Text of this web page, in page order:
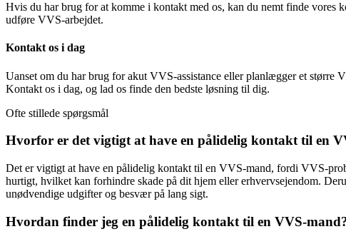
Hvis du har brug for at komme i kontakt med os, kan du nemt finde
udføre VVS-arbejdet.
Kontakt os i dag
Uanset om du har brug for akut VVS-assistance eller planlægger et
Kontakt os i dag, og lad os finde den bedste løsning til dig.
Ofte stillede spørgsmål
Hvorfor er det vigtigt at have en pålidelig kontakt til en
Det er vigtigt at have en pålidelig kontakt til en VVS-mand, fordi VVS-
hurtigt, hvilket kan forhindre skade på dit hjem eller erhvervsejendom.
unødvendige udgifter og besvær på lang sigt.
Hvordan finder jeg en pålidelig kontakt til en VVS-